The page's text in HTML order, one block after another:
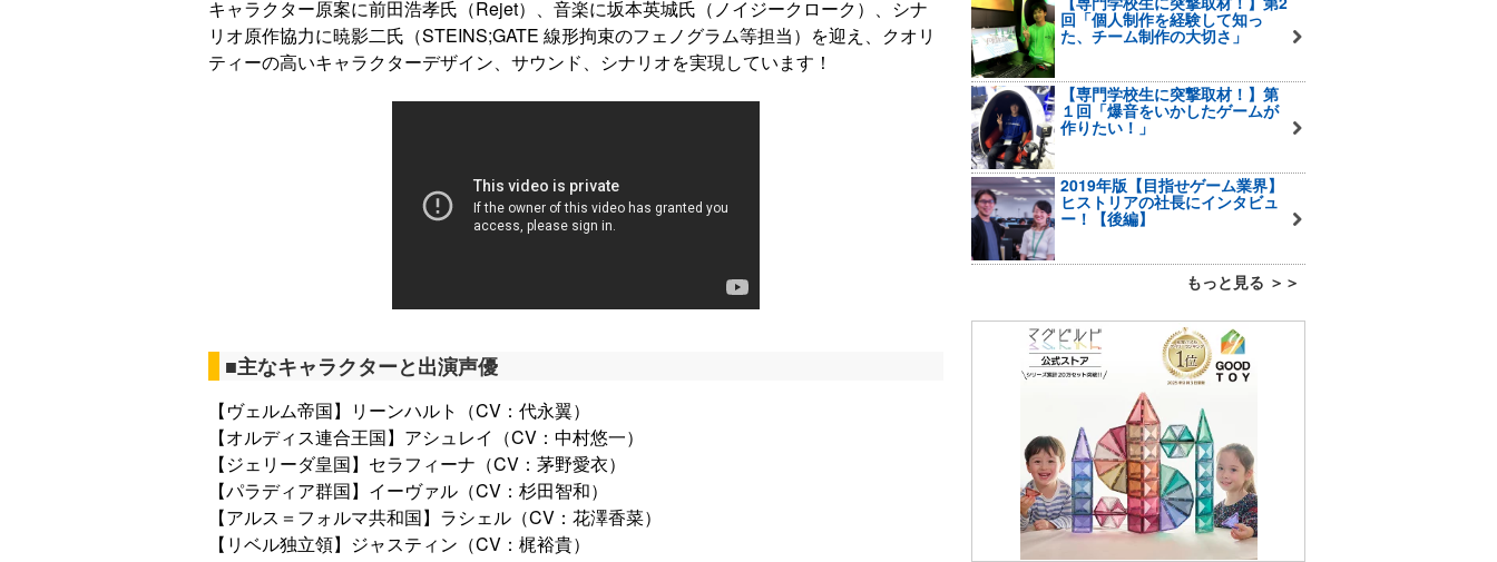
キャラクター原案に前田浩孝氏（Rejet）、音楽に坂本英城氏（ノイジークローク）、シナ
リオ原作協力に暁影二氏（STEINS;GATE 線形拘束のフェノグラム等担当）を迎え、クオリ
ティーの高いキャラクターデザイン、サウンド、シナリオを実現しています！
■主なキャラクターと出演声優
【ヴェルム帝国】リーンハルト（CV：代永翼）
【オルディス連合王国】アシュレイ（CV：中村悠一）
【ジェリーダ皇国】セラフィーナ（CV：茅野愛衣）
【パラディア群国】イーヴァル（CV：杉田智和）
【アルス＝フォルマ共和国】ラシェル（CV：花澤香菜）
【リベル独立領】ジャスティン（CV：梶裕貴）
回「個人制作を経験して知っ
た、チーム制作の大切さ」
【専門学校生に突撃取材！】第
１回「爆音をいかしたゲームが
作りたい！」
2019年版【目指せゲーム業界】
ヒストリアの社長にインタビュ
ー！【後編】
もっと見る ＞＞